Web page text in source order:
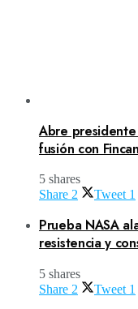
Abre
fusión con
5 shares
Share 2 Tweet 1
Prueba NASA
resistencia y
5 shares
Share 2 Tweet 1